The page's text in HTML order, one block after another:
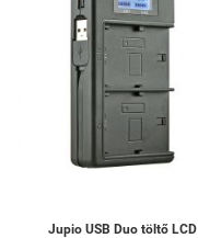
Jupio USB Duo töltő LCD